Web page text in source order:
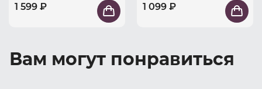
1 599 ₽ 1 099 ₽
Вам могут понравиться